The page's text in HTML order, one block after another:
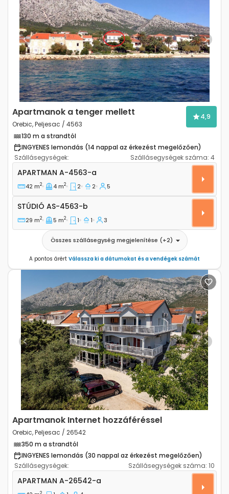
Previous Next
Apartmanok a tenger mellett
Orebic, Peljesac / 4563
4,9
130 m a strandtól
INGYENES lemondás (14 nappal az érkezést megelőzően)
Szállásegységek:
Szállásegységek száma: 4
Kétszobás apartman Orebic (Peljesac) A-4563-a
APARTMAN A-4563-a
42 m2 4 m2 2 2 5
Stúdió AS-4563-b
STÚDIÓ AS-4563-b
29 m2 5 m2 1 1 3
Összes szállásegység megjelenítése (+2)
A pontos árért Válassza ki a dátumokat és a vendégek számát
Previous Next
Apartmanok Internet hozzáféréssel
Orebic, Peljesac / 26542
350 m a strandtól
INGYENES lemondás (30 nappal az érkezést megelőzően)
Szállásegységek:
Szállásegységek száma: 10
Egyszobás apartman Orebic (Peljesac) A-26542-a
APARTMAN A-26542-a